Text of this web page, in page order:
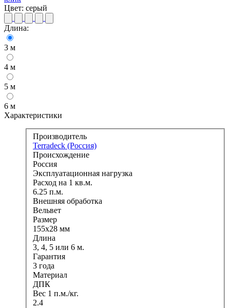
Цвет: серый
Длина:
3 м
4 м
5 м
6 м
Характеристики
Производитель
Terradeck (Россия)
Происхождение
Россия
Эксплуатационная нагрузка
Расход на 1 кв.м.
6.25 п.м.
Внешняя обработка
Вельвет
Размер
155х28 мм
Длина
3, 4, 5 или 6 м.
Гарантия
3 года
Материал
ДПК
Вес 1 п.м./кг.
2.4